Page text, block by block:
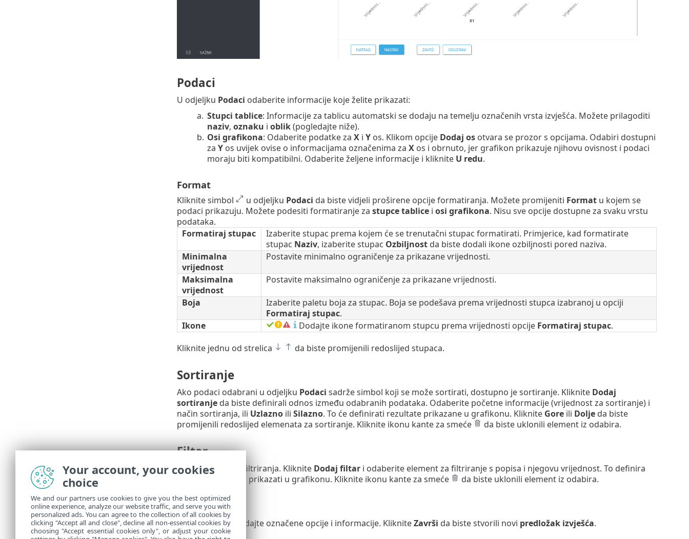
Podaci
U odjeljku Podaci odaberite informacije koje želite prikazati:
a. Stupci tablice: Informacije za tablicu automatski se dodaju na temelju označenih vrsta izvješća. Možete prilagoditi
naziv, oznaku i oblik(pogledajte niže).
b. Osi grafikona: Odaberite podatke za Xi Yos. Klikom opcije Dodaj osotvara se prozor s opcijama. Odabiri dostupni
za Yos uvijek ovise o informacijama označenima za Xos i obrnuto, jer grafikon prikazuje njihovu ovisnost i podaci
moraju biti kompatibilni. Odaberite željene informacije i kliknite U redu.
Format
Kliknite simbol u odjeljku Podaci da biste vidjeli proširene opcije formatiranja. Možete promijeniti Formatu kojem se
podaci prikazuju. Možete podesiti formatiranje za stupce tablicei osi grafikona. Nisu sve opcije dostupne za svaku vrstu
podataka.
Formatiraj stupac
Izaberite stupac prema kojem će se trenutačni stupac formatirati. Primjerice, kad formatirate
stupac Naziv, izaberite stupac Ozbiljnostda biste dodali ikone ozbiljnosti pored naziva.
Minimalna
vrijednost
Postavite minimalno ograničenje za prikazane vrijednosti.
Maksimalna
vrijednost
Postavite maksimalno ograničenje za prikazane vrijednosti.
Boja
Izaberite paletu boja za stupac. Boja se podešava prema vrijednosti stupca izabranoj u opciji
Formatiraj stupac.
Ikone
Dodajte ikone formatiranom stupcu prema vrijednosti opcije Formatiraj stupac.
Kliknite jednu od strelica
da biste promijenili redoslijed stupaca.
Sortiranje
Ako podaci odabrani u odjeljku Podaci sadrže simbol koji se može sortirati, dostupno je sortiranje. Kliknite Dodaj
sortiranjeda biste definirali odnos između odabranih podataka. Odaberite početne informacije (vrijednost za sortiranje) i
način sortiranja, ili Uzlaznoili Silazno. To će definirati rezultate prikazane u grafikonu. Kliknite Goreili Doljeda biste
promijenili redoslijed elemenata za sortiranje. Kliknite ikonu kante za smeće
da biste uklonili element iz odabira.
Filtar
Definirajte način filtriranja. Kliknite Dodaj filtari odaberite element za filtriranje s popisa i njegovu vrijednost. To definira
koji rezultati će se prikazati u grafikonu. Kliknite ikonu kante za smeće
da biste uklonili element iz odabira.
Sažetak
Usažetkupregledajte označene opcije i informacije. KlikniteZavrši da biste stvorili novi predložak izvješća.
Your account, your cookies
choice
We and our partners use cookies to give you the best optimized
online experience, analyze our website traffic, and serve you with
personalized ads. You can agree to the collection of all cookies by
clicking "Accept all and close", decline all non-essential cookies by
choosing "Accept essential cookies only", or adjust your cookie